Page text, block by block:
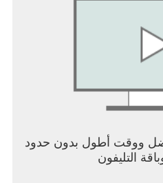
داخل منطقة اللعب، واغتنم
يصمد. وفي الطريق، التقط
مع تجنب الضربات الجوية
وتكون أنت تحت الضوء
ووقت أطول بدون حدود
التليفون